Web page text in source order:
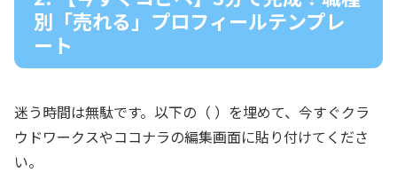
別「売れる」プロフィールテンプレ
ート
迷う時間は無駄です。以下の（ ）を埋めて、今すぐクラ
ウドワークスやココナラの編集画面に貼り付けてくださ
い。